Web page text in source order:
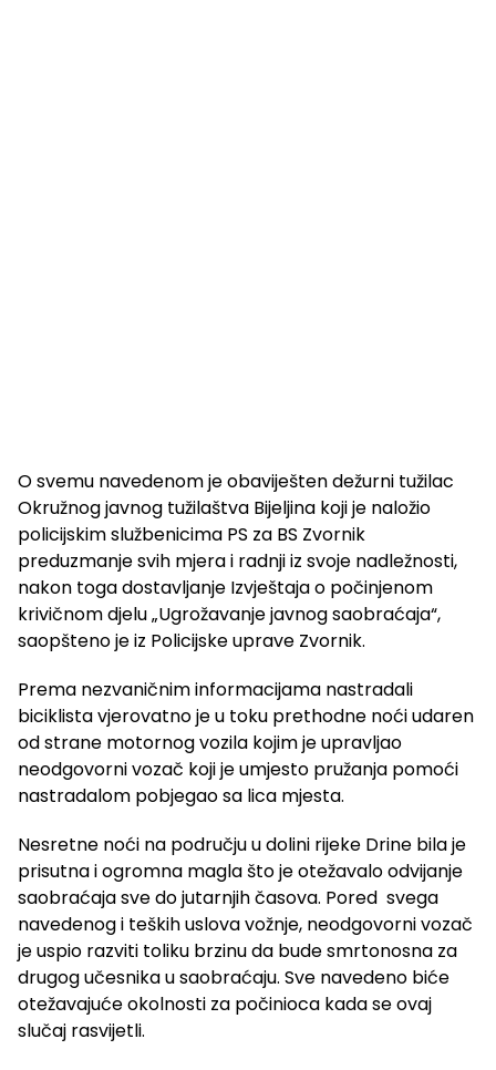
O svemu navedenom je obaviješten dežurni tužilac
Okružnog javnog tužilaštva Bijeljina koji je naložio
policijskim službenicima PS za BS Zvornik
preduzmanje svih mjera i radnji iz svoje nadležnosti,
nakon toga dostavljanje Izvještaja o počinjenom
krivičnom djelu „Ugrožavanje javnog saobraćaja“,
saopšteno je iz Policijske uprave Zvornik.
Prema nezvaničnim informacijama nastradali
biciklista vjerovatno je u toku prethodne noći udaren
od strane motornog vozila kojim je upravljao
neodgovorni vozač koji je umjesto pružanja pomoći
nastradalom pobjegao sa lica mjesta.
Nesretne noći na području u dolini rijeke Drine bila je
prisutna i ogromna magla što je otežavalo odvijanje
saobraćaja sve do jutarnjih časova. Pored svega
navedenog i teških uslova vožnje, neodgovorni vozač
je uspio razviti toliku brzinu da bude smrtonosna za
drugog učesnika u saobraćaju. Sve navedeno biće
otežavajuće okolnosti za počinioca kada se ovaj
slučaj rasvijetli.